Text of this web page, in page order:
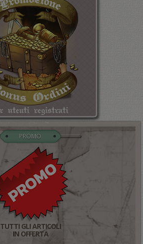
PROMO
TUTTI GLI ARTICOLI
IN OFFERTA